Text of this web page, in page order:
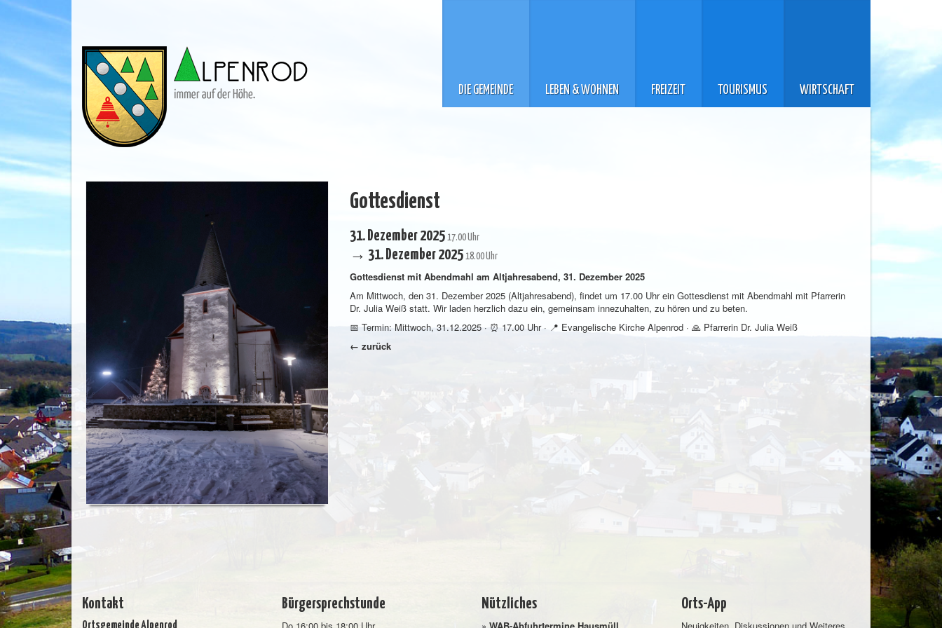
DIE GEMEINDE LEBEN & WOHNEN FREIZEIT TOURISMUS WIRTSCHAFT
Gottesdienst
31. Dezember 2025 17.00 Uhr
→ 31. Dezember 2025 18.00 Uhr
Gottesdienst mit Abendmahl am Altjahresabend, 31. Dezember 2025
Am Mittwoch, den 31. Dezember 2025 (Altjahresabend), findet um 17.00 Uhr ein Gottesdienst mit Abendmahl mit Pfarrerin
Dr. Julia Weiß statt. Wir laden herzlich dazu ein, gemeinsam innezuhalten, zu hören und zu beten.
📅 Termin: Mittwoch, 31.12.2025 · ⏰ 17.00 Uhr · 📍 Evangelische Kirche Alpenrod · 🙏 Pfarrerin Dr. Julia Weiß
← zurück
Kontakt
Ortsgemeinde Alpenrod
Bürgersprechstunde
Do 16:00 bis 18:00 Uhr
Nützliches
» WAB-Abfuhrtermine Hausmüll
Orts-App
Neuigkeiten, Diskussionen und Weiteres